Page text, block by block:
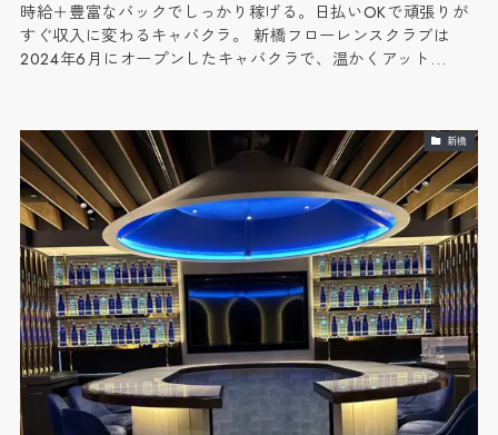
時給＋豊富なバックでしっかり稼げる。日払いOKで頑張りが
すぐ収入に変わるキャバクラ。 新橋フローレンスクラブは
2024年6月にオープンしたキャバクラで、温かくアット…
新橋